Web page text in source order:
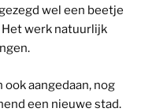
wel een beetje
werk natuurlijk
ook aangedaan, nog
een nieuwe stad.